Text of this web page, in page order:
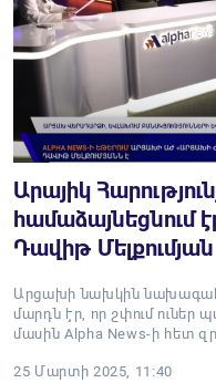
Արայիկ
համաձայնեցնում
Դավիթ Մելքումյան
Արցախի նախկին նախագահ
մարդն էր, որ շփում
մասին Alpha News-ի հետ
25 Մարտի 2025, 11:40